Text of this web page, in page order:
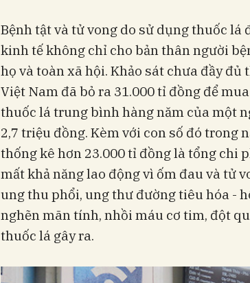
Bệnh tật và tử vong do sử dụng thuốc lá
kinh tế không chỉ cho bản thân người
họ và toàn xã hội. Khảo sát chưa đầy
Việt Nam đã bỏ ra 31.000 tỉ đồng để
thuốc lá trung bình hàng năm của một
2,7 triệu đồng. Kèm với con số đó trong
thống kê hơn 23.000 tỉ đồng là tổng chi
mất khả năng lao động vì ốm đau và tử
ung thu phổi, ung thư đường tiêu hóa -
nghẽn mãn tính, nhồi máu cơ tim, đột
thuốc lá gây ra.